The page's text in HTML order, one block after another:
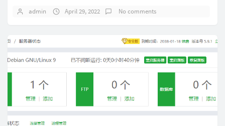
admin April 29, 2022 No comments